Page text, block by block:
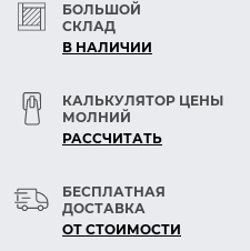
БОЛЬШОЙ
СКЛАД
В НАЛИЧИИ
КАЛЬКУЛЯТОР ЦЕНЫ
МОЛНИЙ
РАСCЧИТАТЬ
БЕСПЛАТНАЯ
ДОСТАВКА
ОТ СТОИМОСТИ